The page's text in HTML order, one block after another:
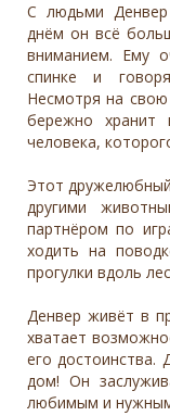
С людьми
днём он всё
вниманием. Ему
спинке и
Несмотря на
бережно
человека,
Этот
другими
партнёром по
ходить на
прогулки вдоль
Денвер живёт в
хватает
его достоинства.
дом! Он
любимым и